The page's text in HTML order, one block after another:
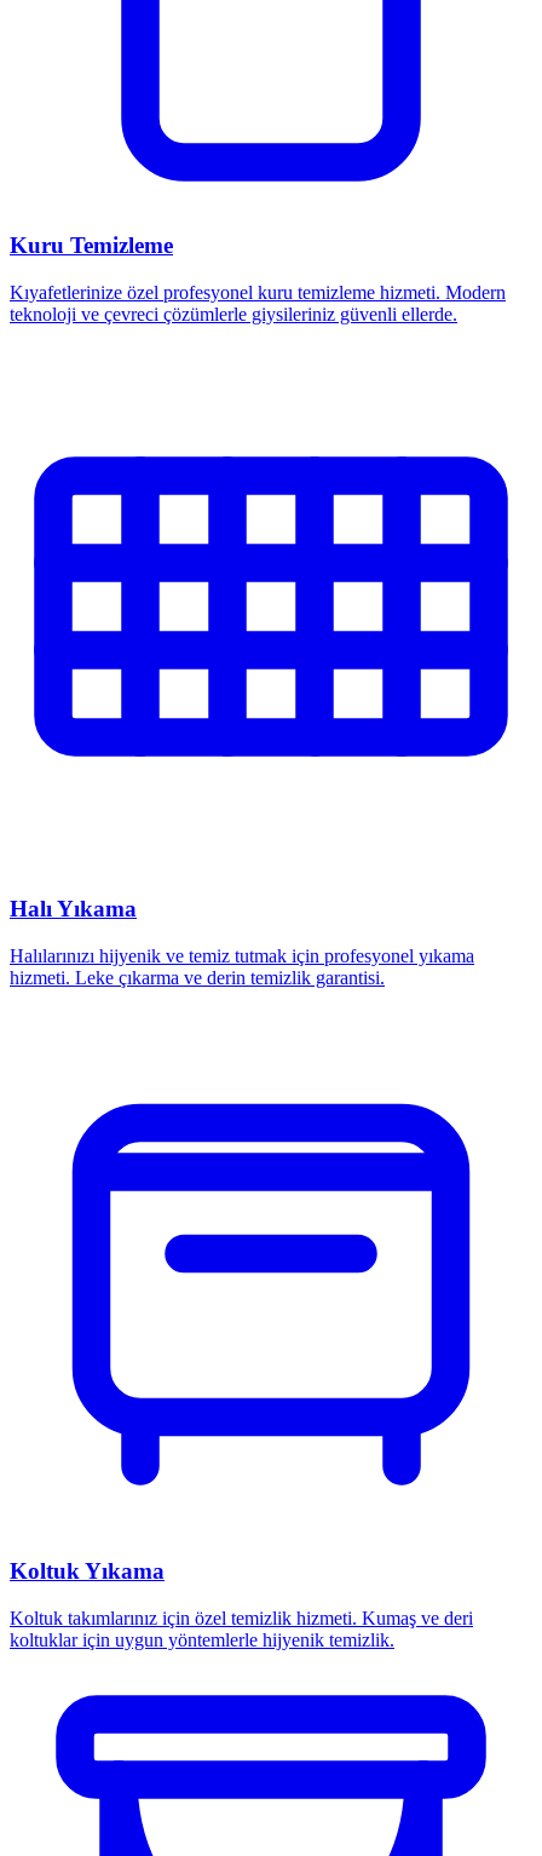
Kuru Temizleme
Kıyafetlerinize özel profesyonel kuru temizleme hizmeti. Modern
teknoloji ve çevreci çözümlerle giysileriniz güvenli ellerde.
Halı Yıkama
Halılarınızı hijyenik ve temiz tutmak için profesyonel yıkama
hizmeti. Leke çıkarma ve derin temizlik garantisi.
Koltuk Yıkama
Koltuk takımlarınız için özel temizlik hizmeti. Kumaş ve deri
koltuklar için uygun yöntemlerle hijyenik temizlik.